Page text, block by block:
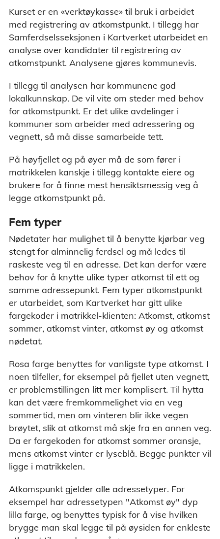
Kurset er en «verktøykasse» til bruk i arbeidet
med registrering av atkomstpunkt. I tillegg har
Samferdselsseksjonen i Kartverket utarbeidet en
analyse over kandidater til registrering av
atkomstpunkt. Analysene gjøres kommunevis.
I tillegg til analysen har kommunene god
lokalkunnskap. De vil vite om steder med behov
for atkomstpunkt. Er det ulike avdelinger i
kommuner som arbeider med adressering og
vegnett, så må disse samarbeide tett.
På høyfjellet og på øyer må de som fører i
matrikkelen kanskje i tillegg kontakte eiere og
brukere for å finne mest hensiktsmessig veg å
legge atkomstpunkt på.
Fem typer
Nødetater har mulighet til å benytte kjørbar veg
stengt for alminnelig ferdsel og må ledes til
raskeste veg til en adresse. Det kan derfor være
behov for å knytte ulike typer atkomst til ett og
samme adressepunkt. Fem typer atkomstpunkt
er utarbeidet, som Kartverket har gitt ulike
fargekoder i matrikkel-klienten: Atkomst, atkomst
sommer, atkomst vinter, atkomst øy og atkomst
nødetat.
Rosa farge benyttes for vanligste type atkomst. I
noen tilfeller, for eksempel på fjellet uten vegnett,
er problemstillingen litt mer komplisert. Til hytta
kan det være fremkommelighet via en veg
sommertid, men om vinteren blir ikke vegen
brøytet, slik at atkomst må skje fra en annen veg.
Da er fargekoden for atkomst sommer oransje,
mens atkomst vinter er lyseblå. Begge punkter vil
ligge i matrikkelen.
Atkomspunkt gjelder alle adressetyper. For
eksempel har adressetypen "Atkomst øy" dyp
lilla farge, og benyttes typisk for å vise hvilken
brygge man skal legge til på øysiden for enkleste